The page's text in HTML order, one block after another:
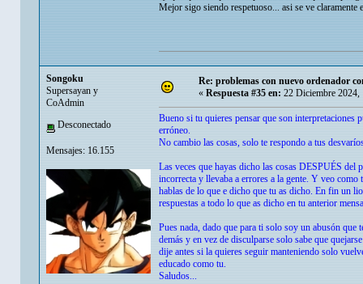
Mejor sigo siendo respetuoso... asi se ve claramente
Songoku
Supersayan y
CoAdmin
Desconectado
Mensajes: 16.155
Re: problemas con nuevo ordenador
« Respuesta #35 en: 22 Diciembre 2024,
Bueno si tu quieres pensar que son interpretaciones
erróneo.
No cambio las cosas, solo te respondo a tus
Las veces que hayas dicho las cosas DESPUÉS del
incorrecta y llevaba a errores a la gente. Y veo
hablas de lo que e dicho que tu as dicho. En fin un
respuestas a todo lo que as dicho en tu anterior
Pues nada, dado que para ti solo soy un abusón que
demás y en vez de disculparse solo sabe que
dije antes si la quieres seguir manteniendo solo
educado como tu.
Saludos...